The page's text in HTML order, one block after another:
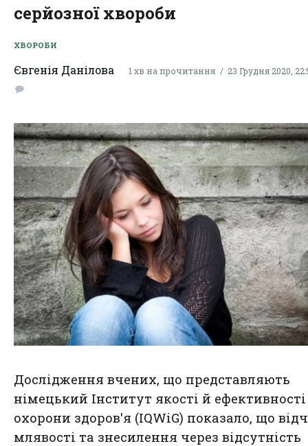
серйозної хвороби
ХВОРОБИ
Євгенія Данілова 1 хв на прочитання 23 Грудня 2020,
Дослідження вчених, що представляють
німецький Інститут якості й ефективності
охорони здоров'я (IQWiG) показало, що
млявості та знесилення через відсутність